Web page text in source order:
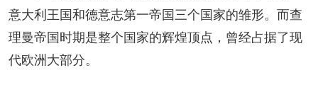
意大利王国和德意志第一帝国三个国家的雏形。而查
理曼帝国时期是整个国家的辉煌顶点，曾经占据了现
代欧洲大部分。